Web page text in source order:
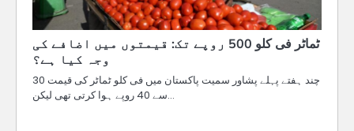
ٹماٹر فی کلو 500 روپے تک: قیمتوں میں اضافے کی
وجہ کیا ہے؟
چند ہفتے پہلے پشاور سمیت پاکستان میں فی کلو ٹماٹر کی قیمت 30
سے 40 روپے ہوا کرتی تھی لیکن…